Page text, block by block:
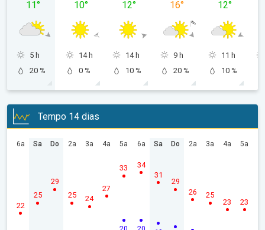
11°
5 h
20 %
10°
14 h
0 %
12°
14 h
10 %
16°
9 h
20 %
12°
11 h
10 %
Tempo 14 dias
6a
22
Sa
25
Do
29
2a
25
3a
24
4a
27
5a
33
6a
34
Sa
31
Do
29
2a
26
3a
25
4a
23
5a
23